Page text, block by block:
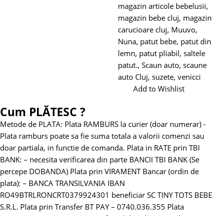
magazin articole bebelusii,
magazin bebe cluj, magazin
carucioare cluj, Muuvo,
Nuna, patut bebe, patut din
lemn, patut pliabil, saltele
patut., Scaun auto, scaune
auto Cluj, suzete, venicci
Add to Wishlist
Cum PLĂTESC ?
Metode de PLATA: Plata RAMBURS la curier (doar numerar) -
Plata ramburs poate sa fie suma totala a valorii comenzi sau
doar partiala, in functie de comanda. Plata in RATE prin TBI
BANK: – necesita verificarea din parte BANCII TBI BANK (Se
percepe DOBANDA) Plata prin VIRAMENT Bancar (ordin de
plata): – BANCA TRANSILVANIA IBAN
RO49BTRLRONCRT0379924301 beneficiar SC TINY TOTS BEBE
S.R.L. Plata prin Transfer BT PAY – 0740.036.355 Plata